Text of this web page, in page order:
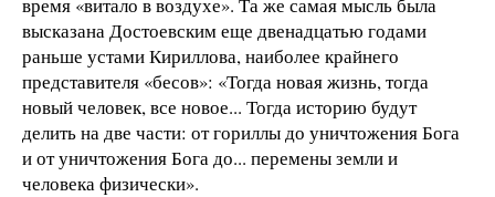
высказана Достоевским еще двенадцатью годами
раньше устами Кириллова, наиболее крайнего
представителя «бесов»: «Тогда новая жизнь, тогда
новый человек, все новое... Тогда историю будут
делить на две части: от гориллы до уничтожения Бога
и от уничтожения Бога до... перемены земли и
человека физически».